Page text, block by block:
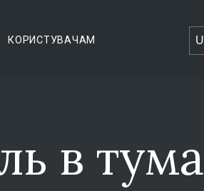
КОРИСТУВАЧАМ
в